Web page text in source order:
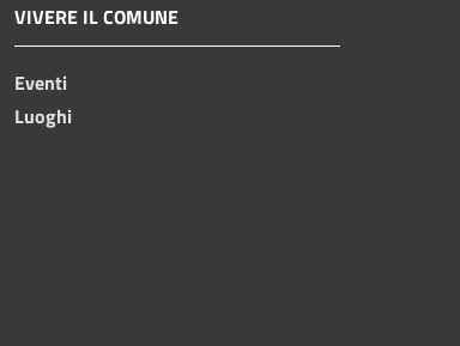
VIVERE IL COMUNE
Eventi
Luoghi